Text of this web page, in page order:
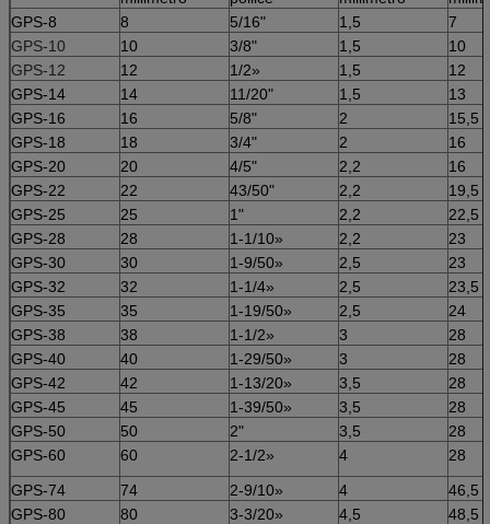
GPS-8
8 5/16" 1,5
7
GPS-10
10 3/8" 1,5
10
GPS-12
12 1/2» 1,5
12
GPS-14
14 11/20" 1,5
13
GPS-16
16 5/8" 2
15,5
GPS-18
18 3/4" 2
16
GPS-20
20 4/5" 2,2
16
GPS-22
22 43/50" 2,2
19,5
GPS-25
25 1" 2,2
22,5
GPS-28
28 1-1/10» 2,2
23
GPS-30
30 1-9/50» 2,5
23
GPS-32
32 1-1/4» 2,5
23,5
GPS-35
35 1-19/50» 2,5
24
GPS-38
38 1-1/2» 3
28
GPS-40
40 1-29/50» 3
28
GPS-42
42 1-13/20» 3,5
28
GPS-45
45 1-39/50» 3,5
28
GPS-50
50 2" 3,5
28
GPS-60
60 2-1/2» 4
28
GPS-74
74 2-9/10» 4
46,5
GPS-80
80 3-3/20» 4,5
48,5